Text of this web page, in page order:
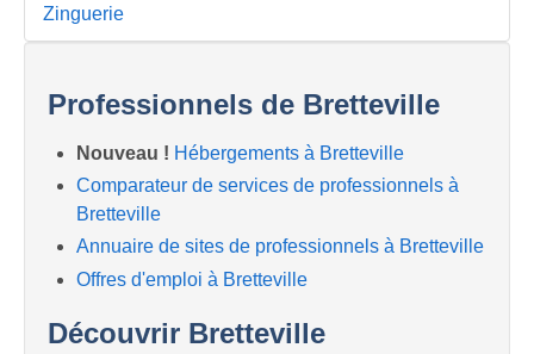
Zinguerie
Professionnels de Bretteville
Nouveau ! Hébergements à Bretteville
Comparateur de services de professionnels à
Bretteville
Annuaire de sites de professionnels à Bretteville
Offres d'emploi à Bretteville
Découvrir Bretteville